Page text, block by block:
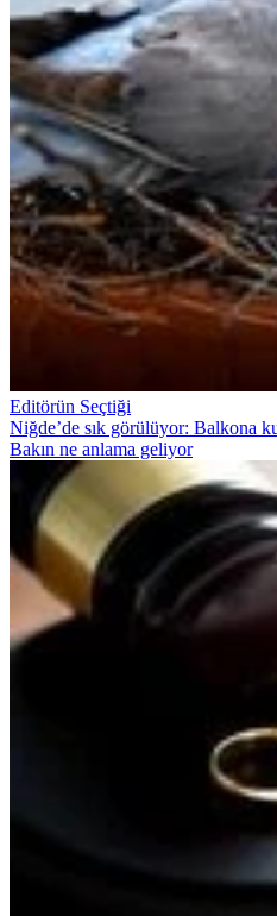
Editörün Seçtiği
Niğde’de sık görülüyor: Balkona
Bakın ne anlama geliyor